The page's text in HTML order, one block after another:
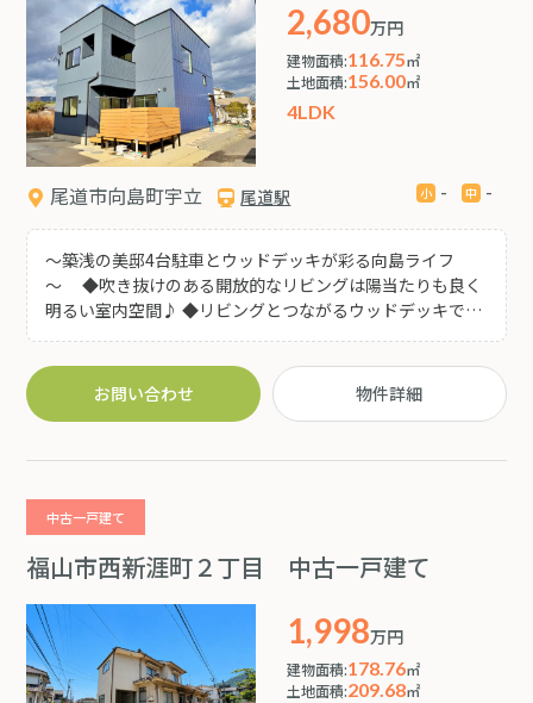
2,680万円
建物面積:116.75㎡
土地面積:156.00㎡
4LDK
尾道市向島町宇立 尾道駅 - -
～築浅の美邸4台駐車とウッドデッキが彩る向島ライフ
～ ◆吹き抜けのある開放的なリビングは陽当たりも良く
明るい室内空間♪ ◆リビングとつながるウッドデッキで
内と外をゆるやかにつなぎ毎日の暮らしにゆとりと楽しさ
をプラスできます♪光と広がりを感じながら ゆったりと
暮らせるお住まいです(^^) ◆家族みんなが個室を持てる
4LDKの間取りはテレワークや趣味の部屋としても最適♪
ースにとどまらず 室内干しやワークスペースなど多目的
候に左右されにくく毎日のお洗濯も快適にこなせます♪
◆2階には手洗い洗面もございますので朝の身支度や夜間
の利用にも便利です! ◆玄関には実用的な収納棚付きの土帰
宅後の動線もスムーズで玄関まわりをきれいに保てます! ◆
コスモス徒歩9分！急なお買い物もサッと行ける距離感♪
フレスタまで徒歩13分と、日々のお買い物に困りません
(*^^*)
お問い合わせ 物件詳細
中古一戸建て
福山市西新涯町２丁目 中古一戸建て
1,998万円
建物面積:178.76㎡
土地面積:209.68㎡